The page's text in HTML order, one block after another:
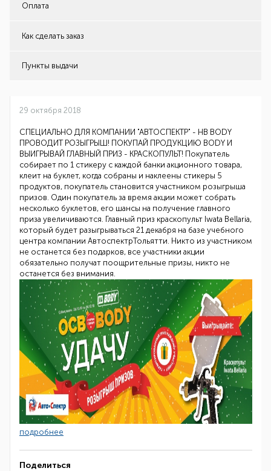
Оплата
Как сделать заказ
Пункты выдачи
29 октября 2018
СПЕЦИАЛЬНО ДЛЯ КОМПАНИИ "АВТОСПЕКТР" - НВ BODY
ПРОВОДИТ РОЗЫГРЫШ! ПОКУПАЙ ПРОДУКЦИЮ BODY И
ВЫИГРЫВАЙ ГЛАВНЫЙ ПРИЗ - КРАСКОПУЛЬТ! Покупатель
собирает по 1 стикеру с каждой банки акционного товара,
клеит на буклет, когда собраны и наклеены стикеры 5
продуктов, покупатель становится участником розыгрыша
призов. Один покупатель за время акции может собрать
несколько буклетов, его шансы на получение главного
приза увеличиваются. Главный приз краскопульт Iwata Bellaria,
который будет разыгрываться 21 декабря на базе учебного
центра компании АвтоспектрТольятти. Никто из участником
не останется без подарков, все участники акции
обязательно получат поощрительные призы, никто не
останется без внимания.
подробнее
Поделиться